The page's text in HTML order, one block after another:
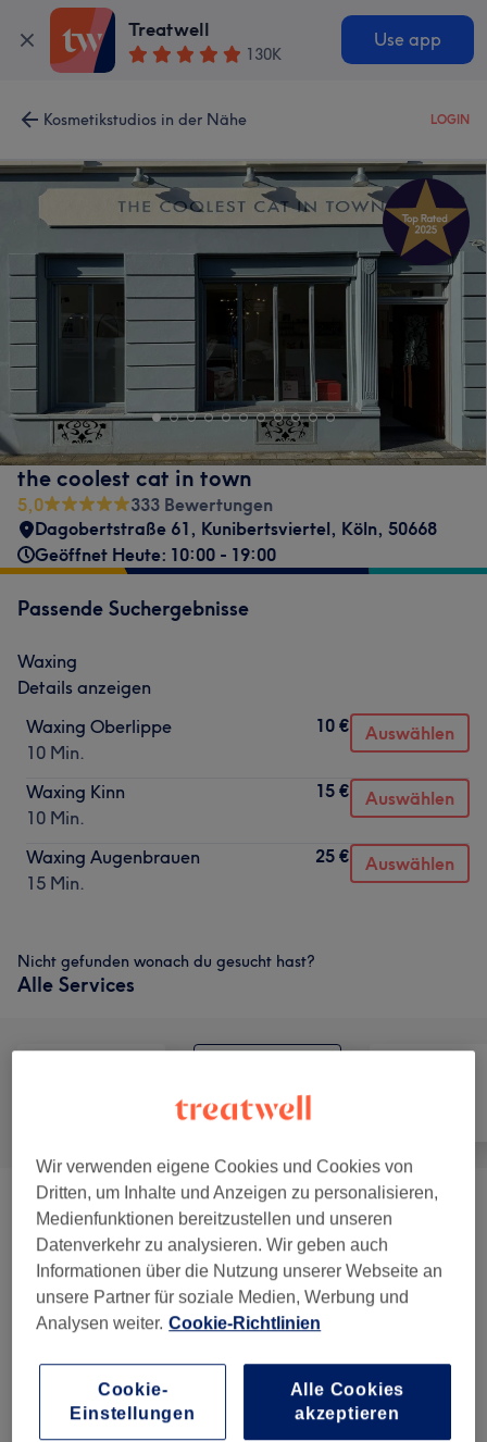
Treatwell
130K
Use app
Kosmetikstudios in der Nähe LOGIN
the coolest cat in town
5,0
333 Bewertungen
Dagobertstraße 61, Kunibertsviertel, Köln, 50668
Geöffnet Heute: 10:00 - 19:00
Passende Suchergebnisse
Waxing
Details anzeigen
Waxing Oberlippe
10 Min.
10 € Auswählen
Waxing Kinn
10 Min.
15 € Auswählen
Waxing Augenbrauen
15 Min.
25 € Auswählen
Nicht gefunden wonach du gesucht hast?
Alle Services
Haarentfernung
Waxing (1) ab 10 €
Salonbewertungen
5,0 333 Bewertungen
Wir verwenden eigene Cookies und Cookies von
Dritten, um Inhalte und Anzeigen zu personalisieren,
Medienfunktionen bereitzustellen und unseren
Datenverkehr zu analysieren. Wir geben auch
Informationen über die Nutzung unserer Webseite an
unsere Partner für soziale Medien, Werbung und
Analysen weiter. Cookie-Richtlinien
Cookie-
Einstellungen
Alle Cookies
akzeptieren